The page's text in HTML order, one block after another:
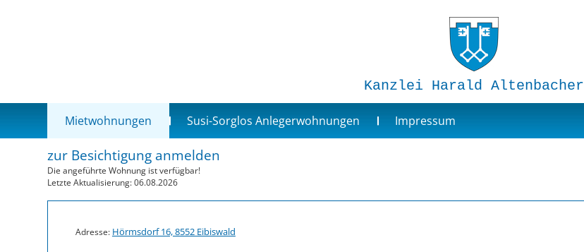
Kanzlei Harald Altenbacher
Mietwohnungen Susi-Sorglos Anlegerwohnungen Impressum
zur Besichtigung anmelden
Die angeführte Wohnung ist verfügbar!
Letzte Aktualisierung: 06.08.2026
Adresse: Hörmsdorf 16, 8552 Eibiswald